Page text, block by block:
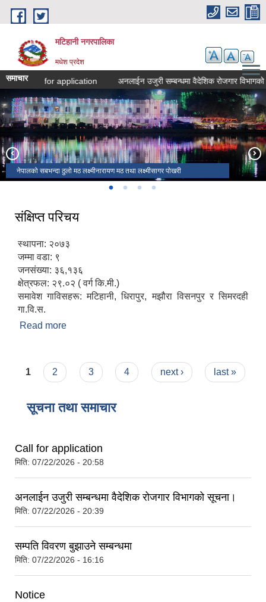
Skip to main content
मटिहानी नगरपालिका
मधेश प्रदेश
समाचार
Call for application अनलाईन उजुरी सम्बन्धमा वैदेशिक रोजगार विभागको
नेपालको सबभन्दा ठुलो मठ लक्ष्मीनारायण मठ तथा लक्ष्मीसागर पोखरी
दुर्गा पुजामा मटिहानीमा बनाइएका माता दुर्गाको प्रतिमा
लक्ष्मीनारायण मन्दिर
घण्टा घर चाैक मटिहानी बजार
संक्षिप्त परिचय
स्थापना: २०७३
जम्मा वडा: ९
जनसंख्या: ३६,१३६
क्षेत्रफल: २९.०२ ( वर्ग कि.मी.)
समावेश गाविसहरू: मटिहानी, धिरापुर, मझौरा विसनपुर र सिमरदही
गा.वि.स.
Read more
Pages
1 2 3 4 next › last »
सूचना तथा समाचार
Call for application
मिति: 07/22/2026 - 20:58
अनलाईन उजुरी सम्बन्धमा वैदेशिक रोजगार विभागको सूचना।
मिति: 07/22/2026 - 20:39
सम्पति विवरण बुझाउने सम्बन्धमा
मिति: 07/22/2026 - 16:16
Notice